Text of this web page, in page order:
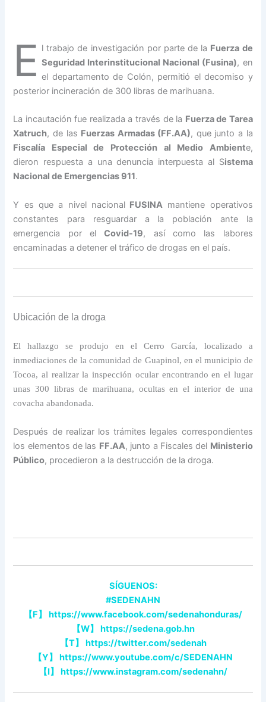
E l trabajo de investigación por parte de la Fuerza de
Seguridad Interinstitucional Nacional (Fusina), en
el departamento de Colón, permitió el decomiso y
posterior incineración de 300 libras de marihuana.
La incautación fue realizada a través de la Fuerza de Tarea
Xatruch, de las Fuerzas Armadas (FF.AA), que junto a la
Fiscalía Especial de Protección al Medio Ambiente,
dieron respuesta a una denuncia interpuesta al Sistema
Nacional de Emergencias 911.
Y es que a nivel nacionalFUSINA mantiene operativos
constantes para resguardar a la población ante la
emergencia por elCovid-19, así como las labores
encaminadas a detener el tráfico de drogas en el país.
Ubicación de la droga
El hallazgo se produjo en el Cerro García, localizado a
inmediaciones de la comunidad de Guapinol, en el municipio de
Tocoa, al realizar la inspección ocular encontrando en el lugar
unas 300 libras de marihuana, ocultas en el interior de una
covacha abandonada.
Después de realizar los trámites legales correspondientes
los elementos de las FF.AA, junto a Fiscales del Ministerio
Público, procedieron a la destrucción de la droga.
SÍGUENOS:
#SEDENAHN
【F】
https://www.facebook.com/sedenahonduras/
【W】
https://sedena.gob.hn
【T】
https://twitter.com/sedenah
【Y】
https://www.youtube.com/c/SEDENAHN
【I】 https://www.instagram.com/sedenahn/